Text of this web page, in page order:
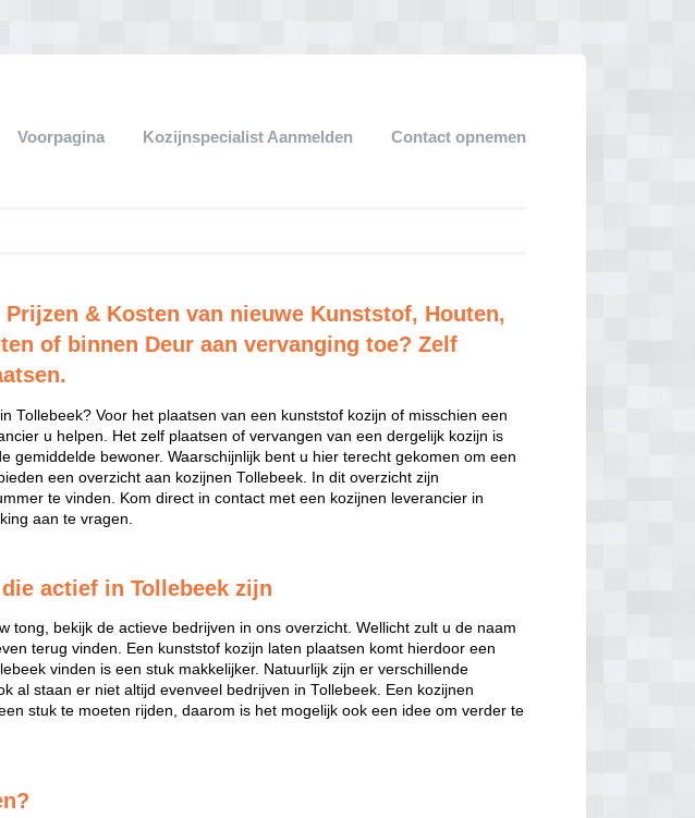
Voorpagina Kozijnspecialist Aanmelden Contact opnemen
& Kosten van nieuwe Kunststof, Houten,
of binnen Deur aan vervanging toe? Zelf
Tollebeek? Voor het plaatsen van een kunststof kozijn of misschien een
u helpen. Het zelf plaatsen of vervangen van een dergelijk kozijn is
gemiddelde bewoner. Waarschijnlijk bent u hier terecht gekomen om een
een overzicht aan kozijnen Tollebeek. In dit overzicht zijn
te vinden. Kom direct in contact met een kozijnen leverancier in
aan te vragen.
actief in Tollebeek zijn
tong, bekijk de actieve bedrijven in ons overzicht. Wellicht zult u de naam
terug vinden. Een kunststof kozijn laten plaatsen komt hierdoor een
vinden is een stuk makkelijker. Natuurlijk zijn er verschillende
al staan er niet altijd evenveel bedrijven in Tollebeek. Een kozijnen
stuk te moeten rijden, daarom is het mogelijk ook een idee om verder te